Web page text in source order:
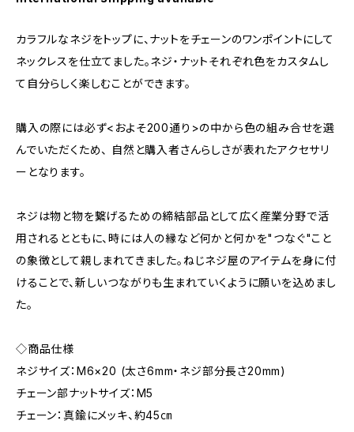
カラフルなネジをトップに、ナットをチェーンのワンポイントにして
ネックレスを仕立てました。ネジ・ナットそれぞれ色をカスタムし
て自分らしく楽しむことができます。
購入の際には必ず<およそ200通り>の中から色の組み合せを選
んでいただくため、 自然と購入者さんらしさが表れたアクセサリ
ーとなります。
ネジは物と物を繋げるための締結部品として広く産業分野で活
用されるとともに、時には人の縁など何かと何かを"つなぐ"こと
の象徴として親しまれてきました。ねじネジ屋のアイテムを身に付
けることで、新しいつながりも生まれていくように願いを込めまし
た。
◇商品仕様
ネジサイズ：M6×20 (太さ6mm・ネジ部分長さ20mm)
チェーン部ナットサイズ：M5
チェーン：真鍮にメッキ、約45㎝